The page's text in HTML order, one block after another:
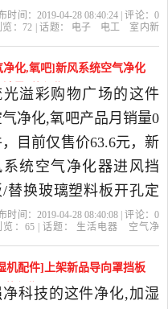
甲醛通风diy是2019年外
当中性价比很高的室
新风系统，由山东 德州
。
时间：2019-04-28 08:40:24 | 评论： 0
览： 72 | 话题： 电子 电工
室内新
化,氧吧]新风系统空气净化
量0件仅售63.6元
光溢彩购物广场的这件
气净化,氧吧产品月销量0
目前仅售价63.6元，新
系统空气净化器进风挡
/替换玻璃塑料板开孔定
是2019年流光溢彩购物
比很高的空气净化,氧
，由山东 德州发货。
时间：2019-04-28 08:40:08 | 评论： 0
览： 65| 话题： 生活电器
空气净
机配件]上架新品导向罩挡板
件仅售120元
净科技的这件净化,加湿